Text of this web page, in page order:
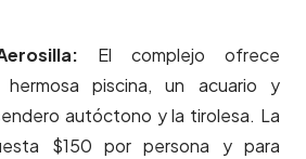
El complejo ofrece
hermosa piscina, un acuario y
autóctono y la tirolesa. La
$150 por persona y para